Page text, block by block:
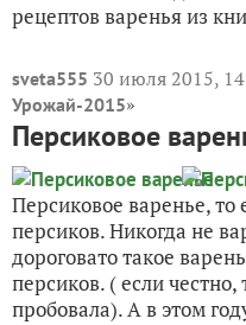
рецептов варенья из
sveta555 30 июля 2015,
Урожай-2015»
Персиковое
Персиковое варенье, то
персиков. Никогда не
дороговато такое
персиков. ( если честно,
пробовала). А в этом